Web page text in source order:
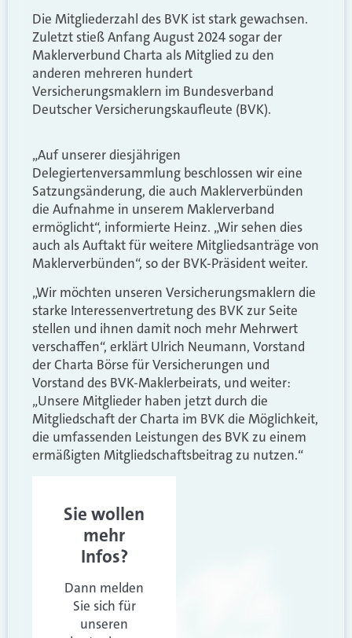
Die Mitgliederzahl des BVK ist stark gewachsen.
Zuletzt stieß Anfang August 2024 sogar der
Maklerverbund Charta als Mitglied zu den
anderen mehreren hundert
Versicherungsmaklern im Bundesverband
Deutscher Versicherungskaufleute (BVK).
„Auf unserer diesjährigen
Delegiertenversammlung beschlossen wir eine
Satzungsänderung, die auch Maklerverbünden
die Aufnahme in unserem Maklerverband
ermöglicht“, informierte Heinz. „Wir sehen dies
auch als Auftakt für weitere Mitgliedsanträge von
Maklerverbünden“, so der BVK-Präsident weiter.
„Wir möchten unseren Versicherungsmaklern die
starke Interessenvertretung des BVK zur Seite
stellen und ihnen damit noch mehr Mehrwert
verschaffen“, erklärt Ulrich Neumann, Vorstand
der Charta Börse für Versicherungen und
Vorstand des BVK-Maklerbeirats, und weiter:
„Unsere Mitglieder haben jetzt durch die
Mitgliedschaft der Charta im BVK die Möglichkeit,
die umfassenden Leistungen des BVK zu einem
ermäßigten Mitgliedschaftsbeitrag zu nutzen.“
Sie wollen
mehr
Infos?
Dann melden
Sie sich für
unseren